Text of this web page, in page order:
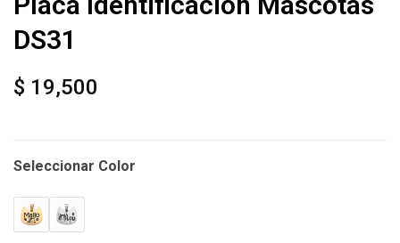
DS31
$ 19,500
Seleccionar Color